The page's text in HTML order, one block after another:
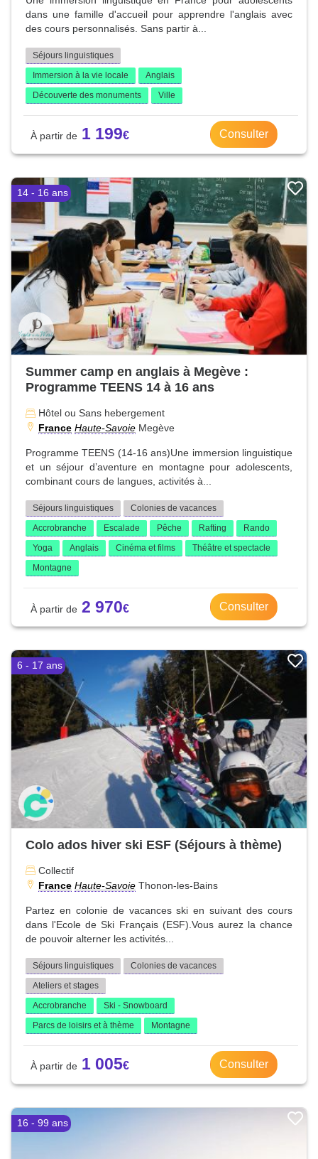
dans une famille d'accueil pour apprendre l'anglais avec
des cours personnalisés. Sans partir à...
Séjours linguistiques
Immersion à la vie locale
Anglais
Découverte des monuments
Ville
1 199 Consulter
14 - 16 ans
Summer camp en anglais à Megève :
Programme TEENS 14 à 16 ans
Hôtel ou Sans hebergement
France Haute-Savoie Megève
Programme TEENS (14-16 ans)Une immersion linguistique
et un séjour d’aventure en montagne pour adolescents,
combinant cours de langues, activités à...
Séjours linguistiques
Colonies de vacances
Accrobranche
Escalade Pêche Rafting
Rando
Yoga
Anglais Cinéma et films
Théâtre et spectacle
Montagne
2 970 Consulter
6 - 17 ans
Colo ados hiver ski ESF (Séjours à thème)
Collectif
France Haute-Savoie Thonon-les-Bains
Partez en colonie de vacances ski en suivant des cours
dans l'Ecole de Ski Français (ESF).Vous aurez la chance
de pouvoir alterner les activités...
Séjours linguistiques
Colonies de vacances
Ateliers et stages
Accrobranche
Ski - Snowboard
Parcs de loisirs et à thème
Montagne
1 005 Consulter
16 - 99 ans